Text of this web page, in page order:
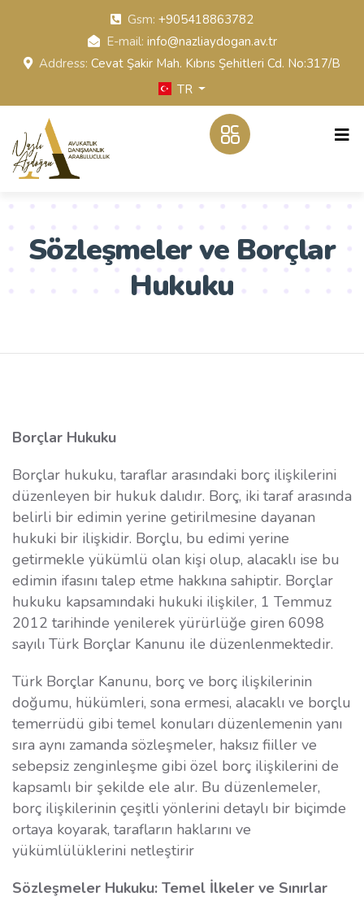
Gsm: +905418863782
E-mail: info@nazliaydogan.av.tr
Address: Cevat Şakir Mah. Kıbrıs Şehitleri Cd. No:317/B
TR
Sözleşmeler ve Borçlar
Hukuku
Borçlar Hukuku
Borçlar hukuku, taraflar arasındaki borç ilişkilerini
düzenleyen bir hukuk dalıdır. Borç, iki taraf arasında
belirli bir edimin yerine getirilmesine dayanan
hukuki bir ilişkidir. Borçlu, bu edimi yerine
getirmekle yükümlü olan kişi olup, alacaklı ise bu
edimin ifasını talep etme hakkına sahiptir. Borçlar
hukuku kapsamındaki hukuki ilişkiler, 1 Temmuz
2012 tarihinde yenilerek yürürlüğe giren 6098
sayılı Türk Borçlar Kanunu ile düzenlenmektedir.
Türk Borçlar Kanunu, borç ve borç ilişkilerinin
doğumu, hükümleri, sona ermesi, alacaklı ve borçlu
temerrüdü gibi temel konuları düzenlemenin yanı
sıra aynı zamanda sözleşmeler, haksız fiiller ve
sebepsiz zenginleşme gibi özel borç ilişkilerini de
kapsamlı bir şekilde ele alır. Bu düzenlemeler,
borç ilişkilerinin çeşitli yönlerini detaylı bir biçimde
ortaya koyarak, tarafların haklarını ve
yükümlülüklerini netleştirir
Sözleşmeler Hukuku: Temel İlkeler ve Sınırlar